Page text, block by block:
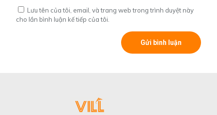
Lưu tên của tôi, email, và trang web trong trình duyệt này
cho lần bình luận kế tiếp của tôi.